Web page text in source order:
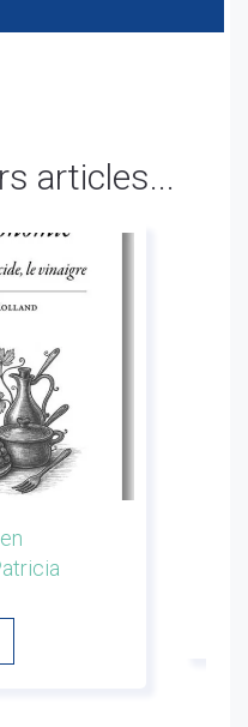
articles...